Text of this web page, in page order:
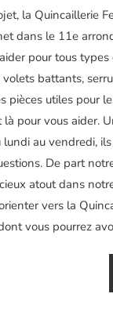
la Quincaillerie
dans le 11e
pour tous types
volets battants,
pièces utiles pour
là pour vous aider.
lundi au vendredi,
De part
atout dans
vers la
vous pourrez